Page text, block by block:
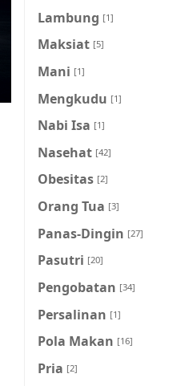
Lambung [1]
Maksiat [5]
Mani [1]
Mengkudu [1]
Nabi Isa [1]
Nasehat [42]
Obesitas [2]
Orang Tua [3]
Panas-Dingin [27]
Pasutri [20]
Pengobatan [34]
Persalinan [1]
Pola Makan [16]
Pria [2]